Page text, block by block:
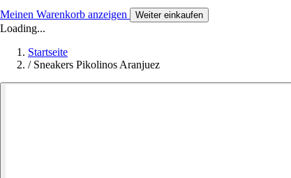
Meinen Warenkorb anzeigen Weiter einkaufen
Loading...
Startseite
/ Sneakers Pikolinos Aranjuez